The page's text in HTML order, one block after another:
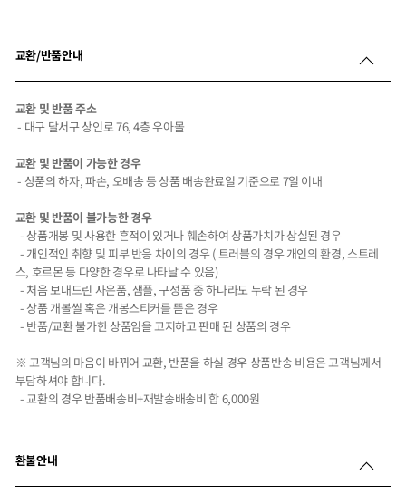
교환/반품안내
교환 및 반품 주소
- 대구 달서구 상인로 76, 4층 우아몰
교환 및 반품이 가능한 경우
- 상품의 하자, 파손, 오배송 등 상품 배송완료일 기준으로 7일 이내
교환 및 반품이 불가능한 경우
- 상품개봉 및 사용한 흔적이 있거나 훼손하여 상품가치가 상실된 경우
- 개인적인 취향 및 피부 반응 차이의 경우 ( 트러블의 경우 개인의 환경, 스트레
스, 호르몬 등 다양한 경우로 나타날 수 있음)
- 처음 보내드린 사은품, 샘플, 구성품 중 하나라도 누락 된 경우
- 상품 개볼씰 혹은 개봉스티커를 뜯은 경우
- 반품/교환 불가한 상품임을 고지하고 판매 된 상품의 경우
※ 고객님의 마음이 바뀌어 교환, 반품을 하실 경우 상품반송 비용은 고객님께서
부담하셔야 합니다.
- 교환의 경우 반품배송비+재발송배송비 합 6,000원
환불안내